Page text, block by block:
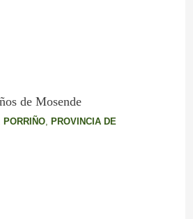
de Mosende
PORRIÑO, PROVINCIA DE